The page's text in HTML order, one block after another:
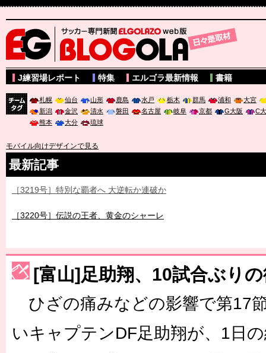
サッカー専門新聞ELGOLAZO web版 BLOGOLA
J練習場レポート 特集 エルゴラ最新情報 書籍
札幌 仙台 山形 鹿島 水戸 栃木 群馬 浦和
大宮
新潟
金沢 清水 磐田 名古屋 岐阜 京都 G大阪
C
熊本
大分 琉球
モバイル向けデザインで見る
最新記事
［3219号］特別な覇者へ 大逆転か連破か
［3220号］伝説の王者、黄金のシャーレ
［3230号］世界一への夢は終わらない
［3223号］一丸。日本出陣
［3222号］史上最大のW杯開幕 注目は「個」
長谷川 アーリアジャスールさんがシンポジウム「気候変動から命
[富山]足助翔、10試合ぶり
ひざの痛みなどの影響で第17
いキャプテンDF足助翔が、1日